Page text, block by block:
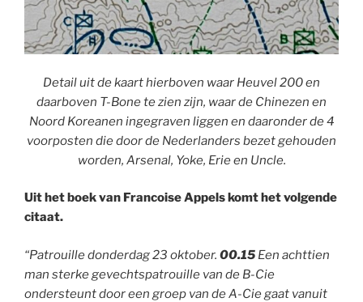
Detail uit de kaart hierboven waar Heuvel 200 en
daarboven T-Bone te zien zijn, waar de Chinezen en
Noord Koreanen ingegraven liggen en daaronder de 4
voorposten die door de Nederlanders bezet gehouden
worden, Arsenal, Yoke, Erie en Uncle.
Uit het boek van Francoise Appels komt het volgende
citaat.
“Patrouille donderdag 23 oktober. 00.15 Een achttien
man sterke gevechtspatrouille van de B-Cie
ondersteunt door een groep van de A-Cie gaat vanuit